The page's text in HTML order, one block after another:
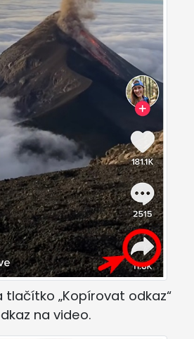
tlačítko „Kopírovat odkaz“
na video.